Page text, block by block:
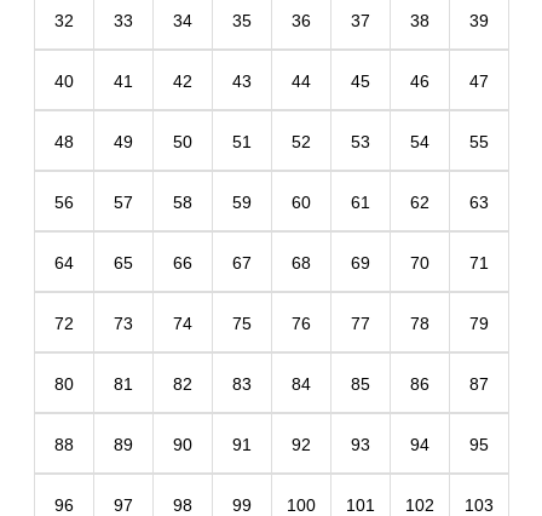
32 33 34 35 36 37 38 39
40 41 42 43 44 45 46 47
48 49 50 51 52 53 54 55
56 57 58 59 60 61 62 63
64 65 66 67 68 69 70 71
72 73 74 75 76 77 78 79
80 81 82 83 84 85 86 87
88 89 90 91 92 93 94 95
96 97 98 99 100 101 102 103